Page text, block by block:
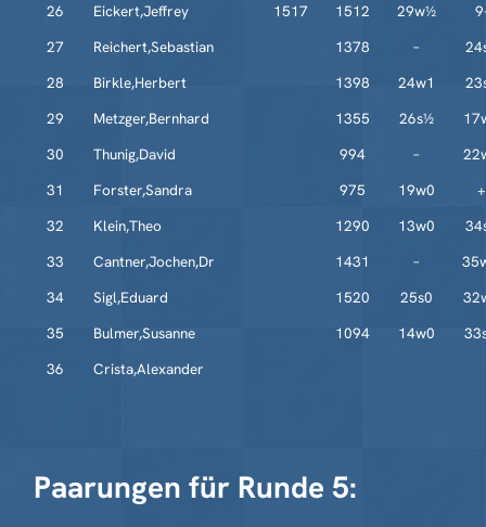
26
Eickert,Jeffrey 1517 1512 29w½
27
Reichert,Sebastian 1378 –
28
Birkle,Herbert 1398 24w1
29
Metzger,Bernhard 1355 26s½
30
Thunig,David 994 –
31
Forster,Sandra 975 19w0
+
32
Klein,Theo 1290 13w0
33
Cantner,Jochen,Dr 1431 –
34
Sigl,Eduard 1520 25s0
35
Bulmer,Susanne 1094 14w0
36
Crista,Alexander
Paarungen für Runde 5: